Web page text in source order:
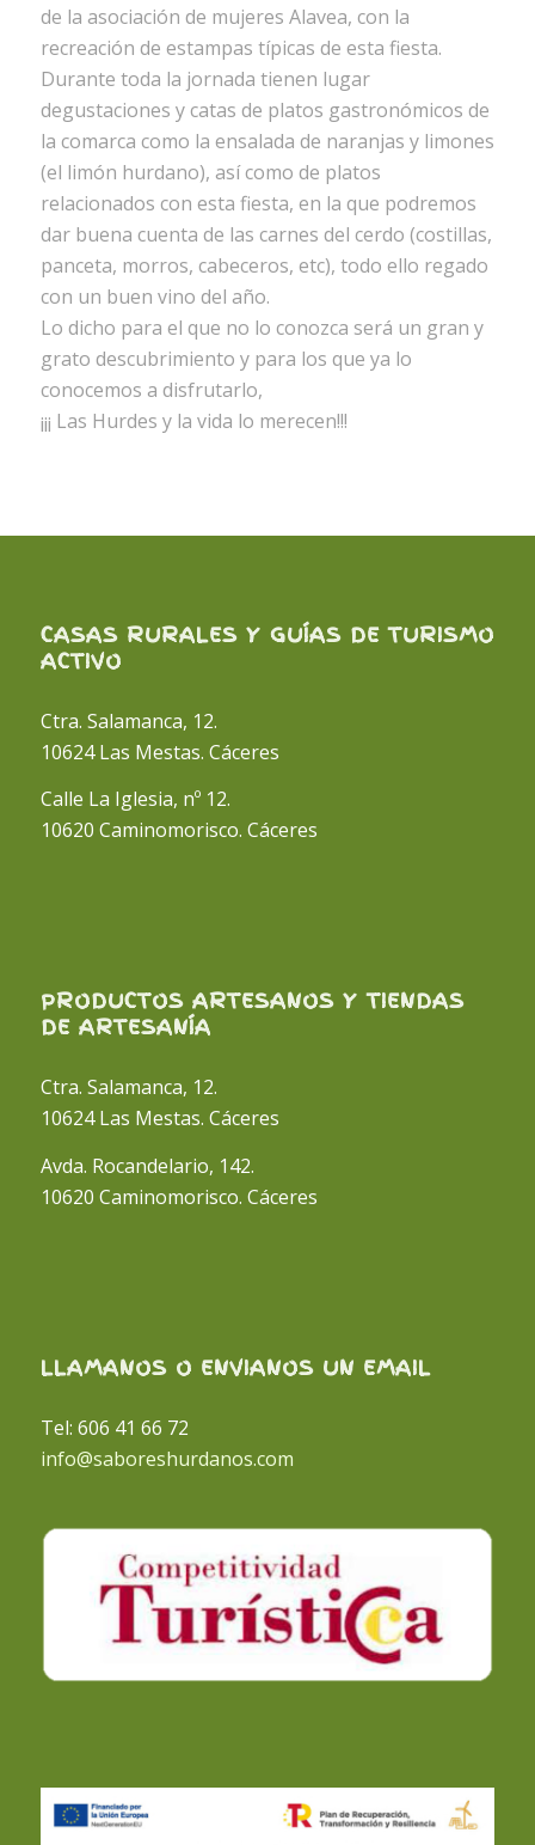
de la asociación de mujeres Alavea, con la
recreación de estampas típicas de esta fiesta.
Durante toda la jornada tienen lugar
degustaciones y catas de platos gastronómicos de
la comarca como la ensalada de naranjas y limones
(el limón hurdano), así como de platos
relacionados con esta fiesta, en la que podremos
dar buena cuenta de las carnes del cerdo (costillas,
panceta, morros, cabeceros, etc), todo ello regado
con un buen vino del año.
Lo dicho para el que no lo conozca será un gran y
grato descubrimiento y para los que ya lo
conocemos a disfrutarlo,
¡¡¡ Las Hurdes y la vida lo merecen!!!
CASAS RURALES Y GUÍAS DE TURISMO
ACTIVO
Ctra. Salamanca, 12.
10624 Las Mestas. Cáceres
Calle La Iglesia, nº 12.
10620 Caminomorisco. Cáceres
PRODUCTOS ARTESANOS Y TIENDAS
DE ARTESANÍA
Ctra. Salamanca, 12.
10624 Las Mestas. Cáceres
Avda. Rocandelario, 142.
10620 Caminomorisco. Cáceres
LLAMANOS O ENVIANOS UN EMAIL
Tel: 606 41 66 72
info@saboreshurdanos.com